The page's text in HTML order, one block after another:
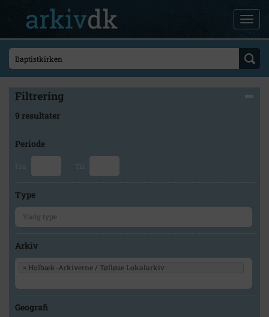
Filtrering
9 resultater
Periode
Fra Til
Type
Arkiv
× Holbæk-Arkiverne / Tølløse Lokalarkiv
Geografi